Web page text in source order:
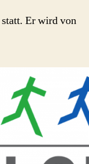
Er wird von